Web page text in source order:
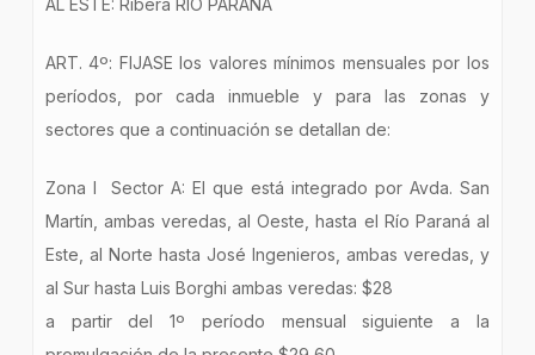
AL ESTE: Ribera RÍO PARANÁ
ART. 4º: FIJASE los valores mínimos mensuales por los
períodos, por cada inmueble y para las zonas y
sectores que a continuación se detallan de:
Zona I Sector A: El que está integrado por Avda. San
Martín, ambas veredas, al Oeste, hasta el Río Paraná al
Este, al Norte hasta José Ingenieros, ambas veredas, y
al Sur hasta Luis Borghi ambas veredas: $28
a partir del 1º período mensual siguiente a la